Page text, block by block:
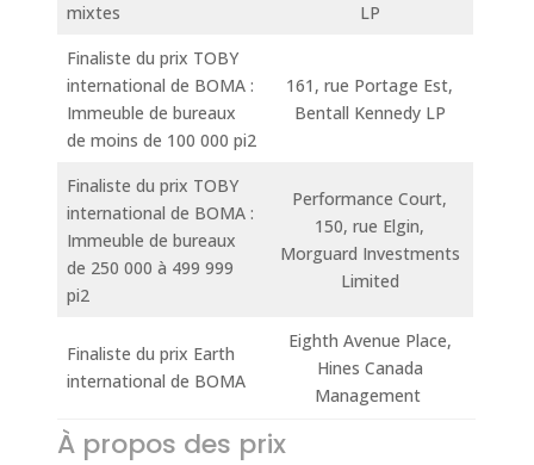
mixtes
LP
Finaliste du prix TOBY
international de BOMA :
Immeuble de bureaux
de moins de 100 000 pi2
161, rue Portage Est,
Bentall Kennedy LP
Finaliste du prix TOBY
international de BOMA :
Immeuble de bureaux
de 250 000 à 499 999
pi2
Performance Court,
150, rue Elgin,
Morguard Investments
Limited
Finaliste du prix Earth
international de BOMA
Eighth Avenue Place,
Hines Canada
Management
À propos des prix